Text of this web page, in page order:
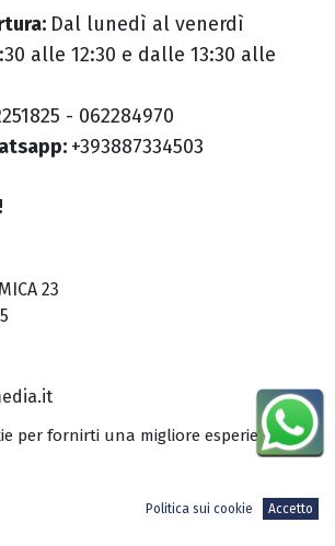
Dal lunedì al venerdì
alle 12:30 e dalle 13:30 alle
- 062284970
+393887334503
23
per fornirti una migliore esperienza
Politica sui cookie Accetto